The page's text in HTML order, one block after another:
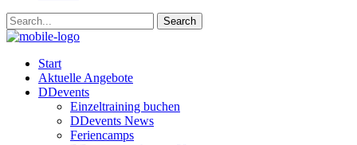
Start
Aktuelle Angebote
DDevents
Einzeltraining buchen
DDevents News
Feriencamps